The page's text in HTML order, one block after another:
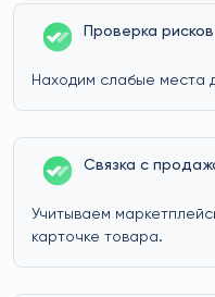
Проверка рисков
Находим слабые места
Связка с
Учитываем
карточке товара.